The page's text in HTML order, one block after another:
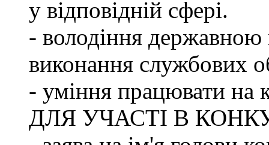
у відповідній сфері.
- володіння державною
виконання службових
- уміння працювати на
ДЛЯ УЧАСТІ В